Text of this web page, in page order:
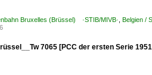
Bruxelles (Brüssel) ·STIB/MIVB· Belgien /
7065 [PCC der ersten Serie